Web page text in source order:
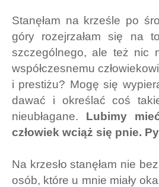
Stanęłam na krześle po
góry rozejrzałam się na
szczególnego, ale też nic
współczesnemu
i prestiżu? Mogę się
dawać i określać coś
nieubłagane. Lubimy
człowiek wciąż się pnie.
Na krzesło stanęłam nie
osób, które u mnie miały